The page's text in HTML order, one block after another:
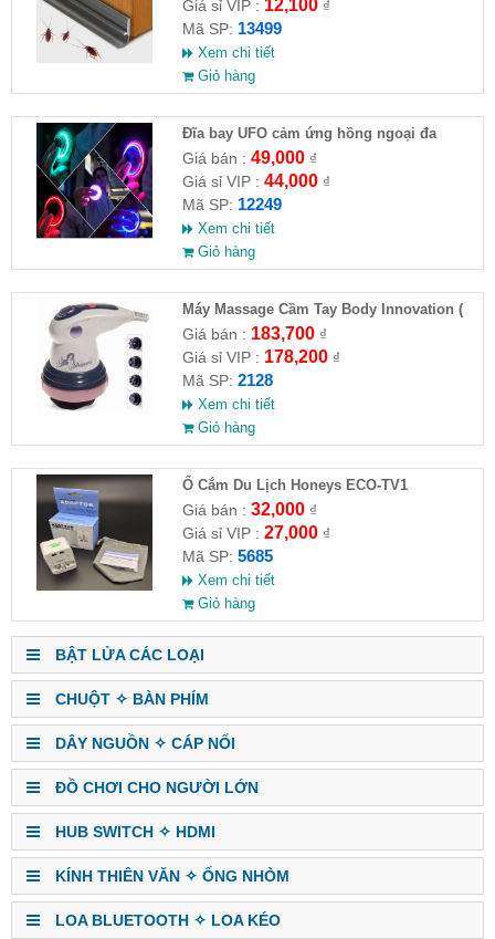
Giá sỉ VIP : 12,100₫
Mã SP: 13499
Xem chi tiết
Giỏ hàng
Đĩa bay UFO cảm ứng hồng ngoại đa
chiều tự động bay về
Giá bán : 49,000₫
Giá sỉ VIP : 44,000₫
Mã SP: 12249
Xem chi tiết
Giỏ hàng
Máy Massage Cầm Tay Body Innovation (
HĐ )
Giá bán : 183,700₫
Giá sỉ VIP : 178,200₫
Mã SP: 2128
Xem chi tiết
Giỏ hàng
Ổ Cắm Du Lịch Honeys ECO-TV1
Giá bán : 32,000₫
Giá sỉ VIP : 27,000₫
Mã SP: 5685
Xem chi tiết
Giỏ hàng
BẬT LỬA CÁC LOẠI
CHUỘT ✧ BÀN PHÍM
DÂY NGUỒN ✧ CÁP NỐI
ĐỒ CHƠI CHO NGƯỜI LỚN
HUB SWITCH ✧ HDMI
KÍNH THIÊN VĂN ✧ ỐNG NHÒM
LOA BLUETOOTH ✧ LOA KÉO